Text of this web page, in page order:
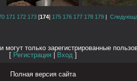
171 172 173 [174] 175 176 177 178 179 |
могут только зарегистрированные
Регистрация Вход
Полная версия сайта